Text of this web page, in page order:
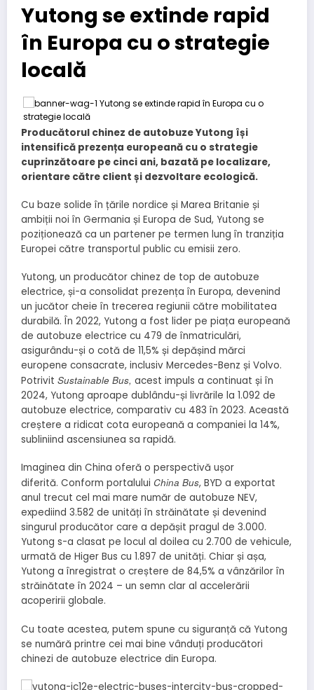
Yutong se extinde rapid
în Europa cu o strategie
locală
Producătorul chinez de autobuze Yutong își
intensifică prezența europeană cu o strategie
cuprinzătoare pe cinci ani, bazată pe localizare,
orientare către client și dezvoltare ecologică.
Cu baze solide în țările nordice și Marea Britanie și
ambiții noi în Germania și Europa de Sud, Yutong se
poziționează ca un partener pe termen lung în tranziția
Europei către transportul public cu emisii zero.
Yutong, un producător chinez de top de autobuze
electrice, și-a consolidat prezența în Europa, devenind
un jucător cheie în trecerea regiunii către mobilitatea
durabilă. În 2022, Yutong a fost lider pe piața europeană
de autobuze electrice cu 479 de înmatriculări,
asigurându-și o cotă de 11,5% și depășind mărci
europene consacrate, inclusiv Mercedes-Benz și Volvo.
Potrivit Sustainable Bus, acest impuls a continuat și în
2024, Yutong aproape dublându-și livrările la 1.092 de
autobuze electrice, comparativ cu 483 în 2023. Această
creștere a ridicat cota europeană a companiei la 14%,
subliniind ascensiunea sa rapidă.
Imaginea din China oferă o perspectivă ușor
diferită. Conform portalului China Bus, BYD a exportat
anul trecut cel mai mare număr de autobuze NEV,
expediind 3.582 de unități în străinătate și devenind
singurul producător care a depășit pragul de 3.000.
Yutong s-a clasat pe locul al doilea cu 2.700 de vehicule,
urmată de Higer Bus cu 1.897 de unități. Chiar și așa,
Yutong a înregistrat o creștere de 84,5% a vânzărilor în
străinătate în 2024 – un semn clar al accelerării
acoperirii globale.
Cu toate acestea, putem spune cu siguranță că Yutong
se numără printre cei mai bine vânduți producători
chinezi de autobuze electrice din Europa.